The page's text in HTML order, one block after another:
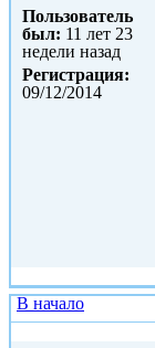
Пользователь
был: 11 лет 23
недели назад
Регистрация:
09/12/2014
В начало